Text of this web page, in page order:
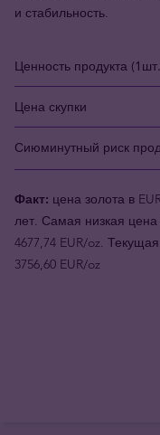
и стабильность.
Ценность продукта
Цена скупки
Сиюминутный риск
Факт: цена золота в
лет. Самая низкая
4677,74 EUR/oz.
3756,60 EUR/oz